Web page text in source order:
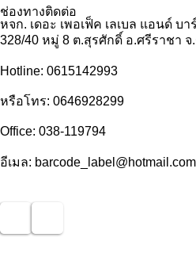
ช่องทางติดต่อ
หจก. เดอะ เพอเฟ็ค เลเบล แอนด์ บา
328/40 หมู่ 8 ต.สุรศักดิ์ อ.ศรีราชา จ
Hotline: 0615142993
หรือโทร: 0646928299
Office: 038-119794
อีเมล: barcode_label@hotmail.com